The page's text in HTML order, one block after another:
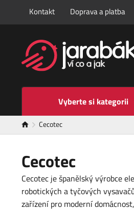
Kontakt Doprava a platba
Vyberte si kategorii
Cecotec
Cecotec
Cecotec je španělský výrobce
robotických a tyčových
zařízení pro moderní